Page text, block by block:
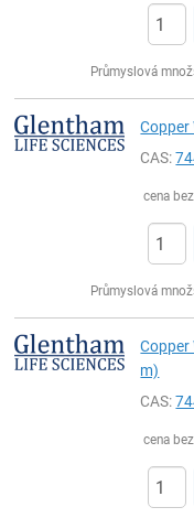
Průmyslová
Copper
CAS:
cena
Průmyslová
Copper
m)
CAS:
cena